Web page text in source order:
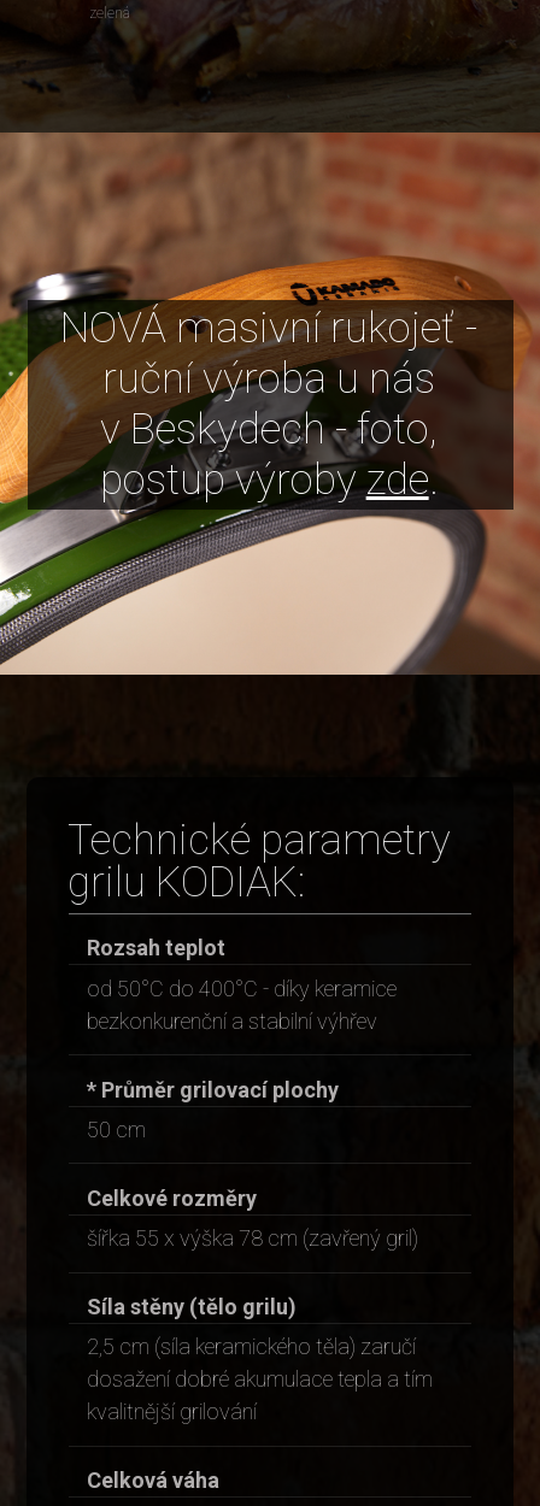
zelená
NOVÁ masivní rukojeť -
ruční výroba u nás
v Beskydech - foto,
postup výrobyzde.
Technické parametry
grilu KODIAK:
Rozsah teplot
od 50°C do 400°C - díky keramice
bezkonkurenční a stabilní výhřev
* Průměr grilovací plochy
50 cm
Celkové rozměry
šířka 55 x výška 78 cm (zavřený gril)
Síla stěny (tělo grilu)
2,5 cm (síla keramického těla) zaručí
dosažení dobré akumulace tepla a tím
kvalitnější grilování
Celková váha